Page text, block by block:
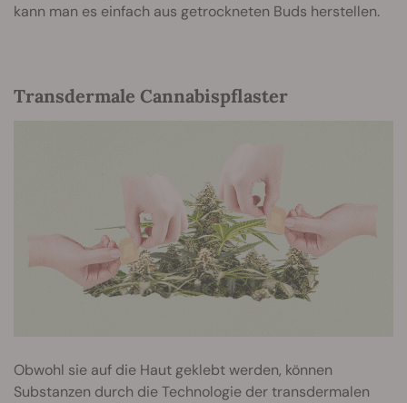
kann man es einfach aus getrockneten Buds herstellen.
Transdermale Cannabispflaster
Obwohl sie auf die Haut geklebt werden, können
Substanzen durch die Technologie der transdermalen